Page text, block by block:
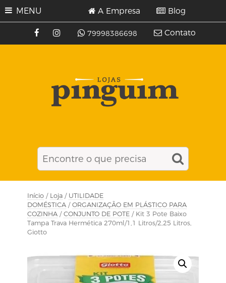
MENU
79998386698
A Empresa Blog
Contato
Início / Loja / UTILIDADE
DOMÉSTICA / ORGANIZAÇÃO EM PLÁSTICO PARA
COZINHA / CONJUNTO DE POTE / Kit 3 Pote Baixo
Tampa Trava Hermética 270ml/1,1 Litros/2,25 Litros,
Giotto